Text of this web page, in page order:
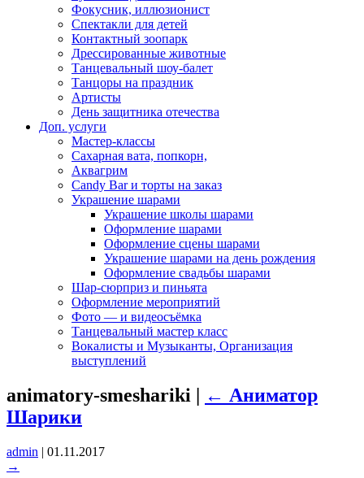
Фокусник, иллюзионист
Спектакли для детей
Контактный зоопарк
Дрессированные животные
Танцевальный шоу-балет
Танцоры на праздник
Артисты
День защитника отечества
Доп. услуги
Мастер-классы
Сахарная вата, попкорн,
Аквагрим
Candy Bar и торты на заказ
Украшение шарами
Украшение школы шарами
Оформление шарами
Оформление сцены шарами
Украшение шарами на день рождения
Оформление свадьбы шарами
Шар-сюрприз и пиньята
Оформление мероприятий
Фото — и видеосъёмка
Танцевальный мастер класс
Вокалисты и Музыканты, Организация
выступлений
animatory-smeshariki | ← Аниматор
Шарики
admin | 01.11.2017
→